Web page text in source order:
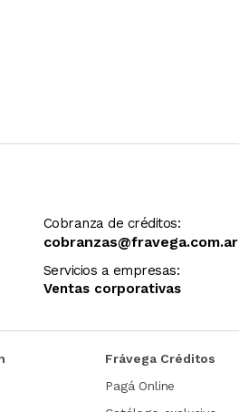
Cobranza de créditos:
cobranzas@fravega.com.ar
Servicios a empresas:
Ventas corporativas
Frávega Créditos
Pagá Online